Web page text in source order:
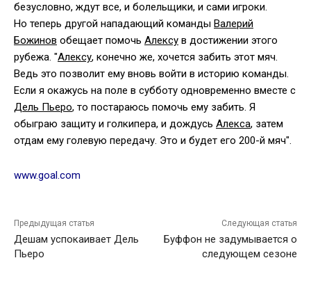
безусловно, ждут все, и болельщики, и сами игроки.
Но теперь другой нападающий команды Валерий
Божинов обещает помочь Алексу в достижении этого
рубежа. "Алексу, конечно же, хочется забить этот мяч.
Ведь это позволит ему вновь войти в историю команды.
Если я окажусь на поле в субботу одновременно вместе с
Дель Пьеро, то постараюсь помочь ему забить. Я
обыграю защиту и голкипера, и дождусь Алекса, затем
отдам ему голевую передачу. Это и будет его 200-й мяч".
www.goal.com
Предыдущая статья
Дешам успокаивает Дель
Пьеро
Следующая статья
Буффон не задумывается о
следующем сезоне